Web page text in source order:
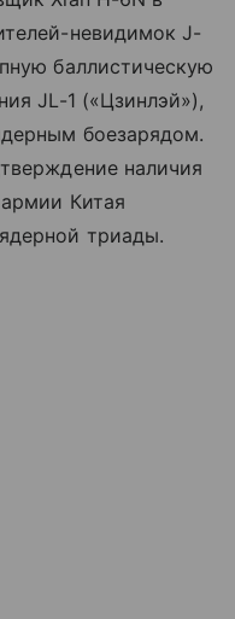
невидимок J-
баллистическую
JL-1 («Цзинлэй»),
боезарядом.
наличия
Китая
триады.